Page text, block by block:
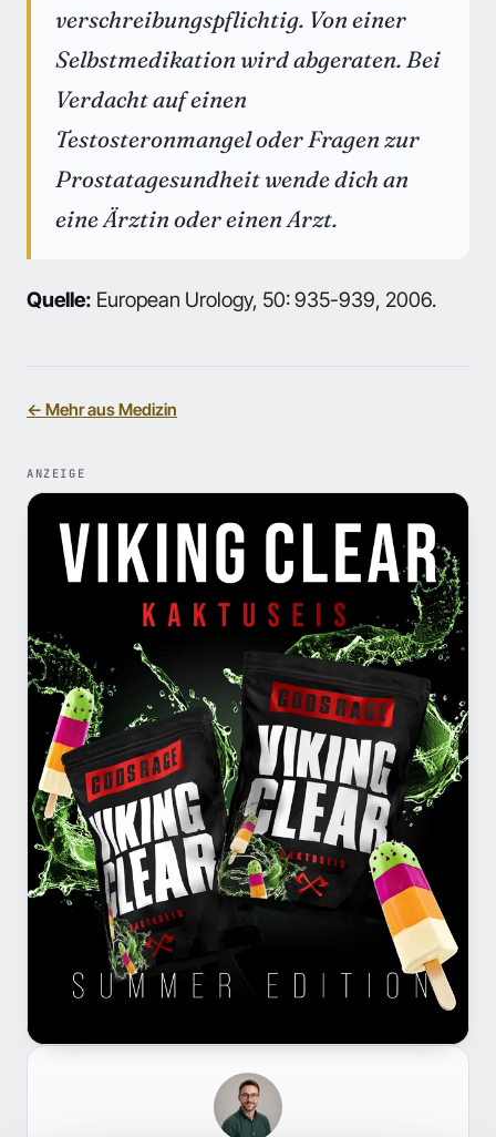
verschreibungspflichtig. Von einer
Selbstmedikation wird abgeraten. Bei
Verdacht auf einen
Testosteronmangel oder Fragen zur
Prostatagesundheit wende dich an
eine Ärztin oder einen Arzt.
Quelle: European Urology, 50: 935-939, 2006.
← Mehr aus Medizin
ANZEIGE